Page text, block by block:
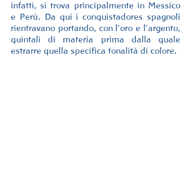
infatti, si trova principalmente in Messico
e Perù. Da qui i conquistadores spagnoli
rientravano portando, con l’oro e l’argento,
quintali di materia prima dalla quale
estrarre quella specifica tonalità di colore.